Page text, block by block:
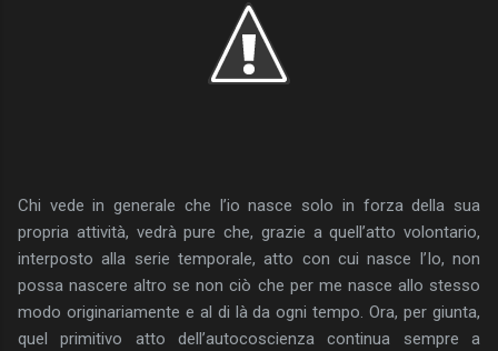
Chi vede in generale che l’io nasce solo in forza della sua
propria attività, vedrà pure che, grazie a quell’atto volontario,
interposto alla serie temporale, atto con cui nasce l’Io, non
possa nascere altro se non ciò che per me nasce allo stesso
modo originariamente e al di là da ogni tempo. Ora, per giunta,
quel primitivo atto dell’autocoscienza continua sempre a